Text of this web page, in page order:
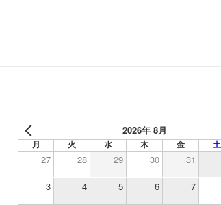
2026年 8月
月 火 水 木 金 土
27 28 29 30 31
3 4 5 6 7